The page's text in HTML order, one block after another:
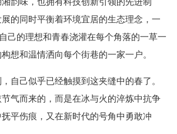
的同时平衡着环境宜居的生态理念，一
己的理想和青春浇灌在每个角落的一草一
想和温情洒向每个街巷的一家一户。
自己似乎已经触摸到这夹缝中的春了。
气而来的，而是在冰与火的淬炼中抗争
平伤痕，又在新时代的号角中勇敢冲